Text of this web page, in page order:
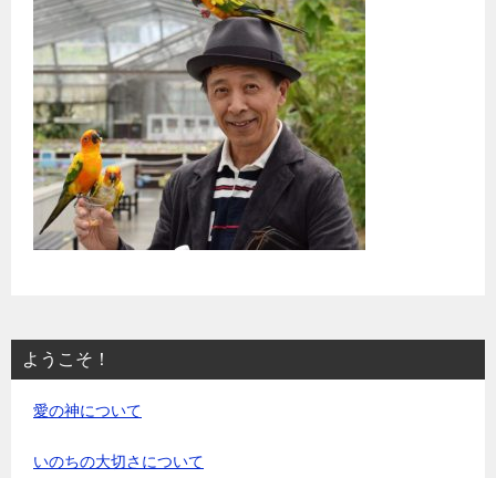
ようこそ！
愛の神について
いのちの大切さについて